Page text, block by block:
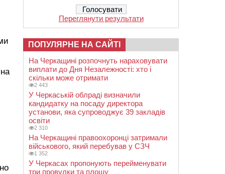
Переглянути результати
ПОПУЛЯРНЕ НА САЙТІ
На Черкащині розпочнуть нараховувати
виплати до Дня Незалежності: хто і
скільки може отримати
2 443
У Черкаській облраді визначили
кандидатку на посаду директора
установи, яка супроводжує 39 закладів
освіти
2 310
На Черкащині правоохоронці затримали
військового, який перебував у СЗЧ
1 352
У Черкасах пропонують перейменувати
три провулки та площу